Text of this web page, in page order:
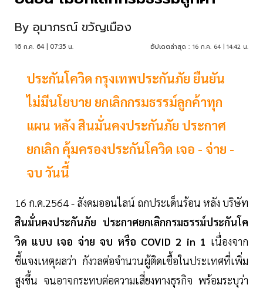
By อุมาภรณ์ ขวัญเมือง
16 ก.ค. 64 | 07:35 น. อัปเดตล่าสุด : 16 ก.ค. 64 | 14:42 น.
ประกันโควิด กรุงเทพประกันภัย ยืนยัน
ไม่มีนโยบาย ยกเลิกกรมธรรม์ลูกค้าทุก
แผน หลัง สินมั่นคงประกันภัย ประกาศ
ยกเลิก คุ้มครองประกันโควิด เจอ - จ่าย -
จบ วันนี้
16 ก.ค.2564 - สังคมออนไลน์ ถกประเด็นร้อน หลัง บริษัท
สินมั่นคงประกันภัย ประกาศยกเลิกกรมธรรม์ประกันโค
วิด แบบ เจอ จ่าย จบ หรือ COVID 2 in 1 เนื่องจาก
ชี้แจงเหตุผลว่า กังวลต่อจำนวนผู้ติดเชื้อในประเทศที่เพิ่ม
สูงขึ้น จนอาจกระทบต่อความเสี่ยงทางธุรกิจ พร้อมระบุว่า